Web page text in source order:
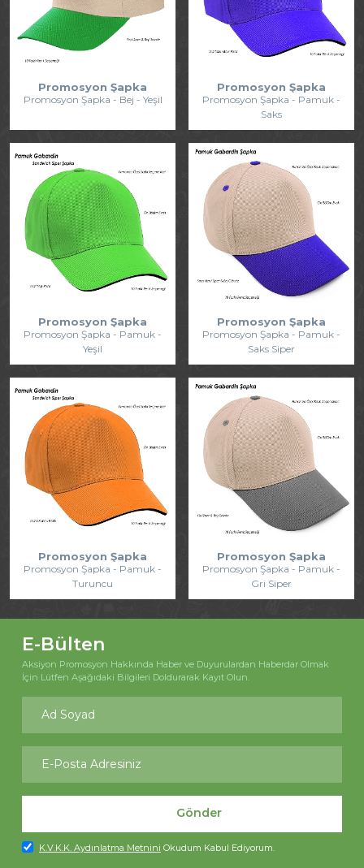
Promosyon Şapka
Promosyon Şapka - Bej - Yeşil
Promosyon Şapka
Promosyon Şapka - Pamuk -
Saks
Promosyon Şapka
Promosyon Şapka - Pamuk -
Yeşil
Promosyon Şapka
Promosyon Şapka - Pamuk -
Saks Siper
Promosyon Şapka
Promosyon Şapka - Pamuk -
Turuncu
Promosyon Şapka
Promosyon Şapka - Pamuk -
Gri Siper
E-Bülten
Aksiyon Promosyon Hakkında Haber ve Duyurulardan Haberdar Olmak
İçin Lütfen Aşağıdaki Bilgileri Doldurarak Kayıt Olun.
Gönder
K.V.K.K. Aydınlatma Metnini Okudum Kabul Ediyorum.